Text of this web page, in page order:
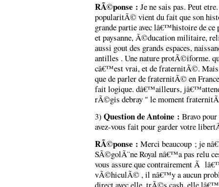
RÃ©ponse : Je ne sais pas. Peut
popularitÃ© vient du fait que son
grande partie avec lâ€™histoire de
et paysanne, Ã©ducation militaire,
aussi gout des grands espaces,
antilles . Une nature protÃ©iforme.
câ€™est vrai, et de fraternitÃ©.
que de parler de fraternitÃ© en
fait logique. dâ€™ailleurs,
rÃ©gis debray " le moment
3) Question de Antoine : Bravo
avez-vous fait pour garder votre
RÃ©ponse : Merci beaucoup ; je
SÃ©golÃ¨ne Royal nâ€™a pas relu
vous assure que contrairement Ã
vÃ©hiculÃ© , il nâ€™y a aucun